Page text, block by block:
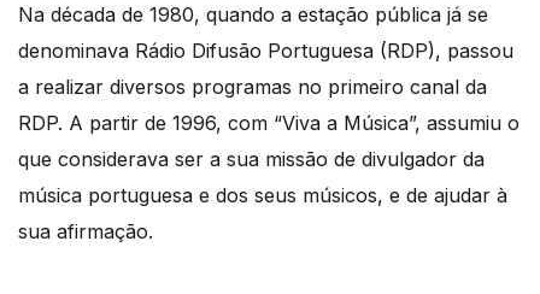
Na década de 1980, quando a estação pública já se
denominava Rádio Difusão Portuguesa (RDP), passou
a realizar diversos programas no primeiro canal da
RDP. A partir de 1996, com “Viva a Música”, assumiu o
que considerava ser a sua missão de divulgador da
música portuguesa e dos seus músicos, e de ajudar à
sua afirmação.